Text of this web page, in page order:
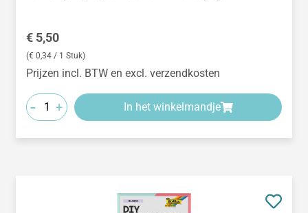
Normale prijs:
€ 5,50
(€ 0,34 / 1 Stuk)
Prijzen incl. BTW en excl. verzendkosten
- + In het winkelmandje